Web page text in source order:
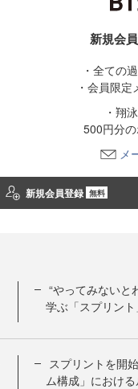
新規会
・全ての
・会員限
・翔
500円分
メ
新規会員登録 無料
“やってみないと
学ぶ「スプリン
スプリントを開
ム構成」におけ